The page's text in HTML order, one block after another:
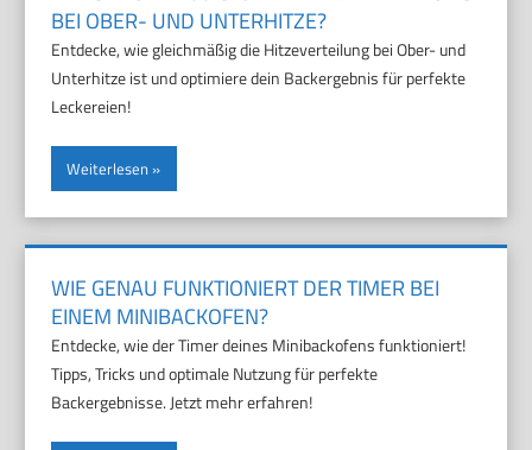
EI OBER- UND UNTERHITZE?
Entdecke, wie gleichmäßig die Hitzeverteilung bei Ober- und
Unterhitze ist und optimiere dein Backergebnis für perfekte
Leckereien!
Weiterlesen
WIE GENAU FUNKTIONIERT DER TIMER BEI
EINEM MINIBACKOFEN?
Entdecke, wie der Timer deines Minibackofens funktioniert!
Tipps, Tricks und optimale Nutzung für perfekte
Backergebnisse. Jetzt mehr erfahren!